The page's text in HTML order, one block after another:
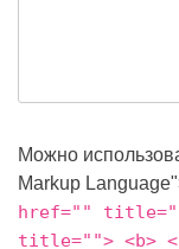
Можно
Markup
href=""
title=""> <b>